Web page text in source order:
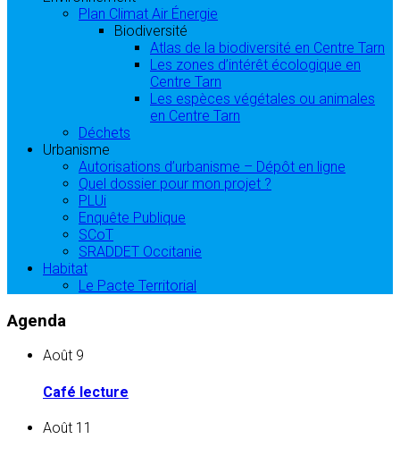
Plan Climat Air Énergie
Biodiversité
Atlas de la biodiversité en Centre Tarn
Les zones d’intérêt écologique en
Centre Tarn
Les espèces végétales ou animales
en Centre Tarn
Déchets
Urbanisme
Autorisations d’urbanisme – Dépôt en ligne
Quel dossier pour mon projet ?
PLUi
Enquête Publique
SCoT
SRADDET Occitanie
Habitat
Le Pacte Territorial
Agenda
Août 9
Café lecture
Août 11